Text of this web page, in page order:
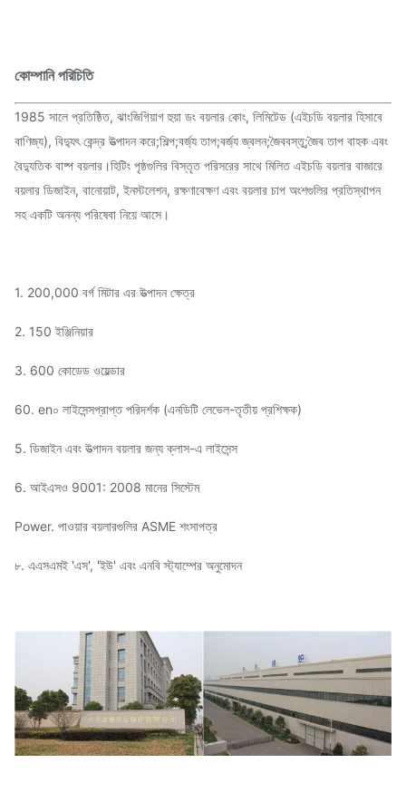
কোম্পানি পরিচিতি
1985 সালে প্রতিষ্ঠিত, ঝাংজিগিয়াগ হুয়া ডং বয়লার কোং, লিমিটেড (এইচডি বয়লার হিসাবে
বাণিজ্য), বিদ্যুৎ কেন্দ্র উত্পাদন করে;শিল্প;বর্জ্য তাপ;বর্জ্য জ্বলন;জৈববস্তু;জৈব তাপ বাহক এবং
বৈদ্যুতিক বাষ্প বয়লার।হিটিং পৃষ্ঠগুলির বিস্তৃত পরিসরের সাথে মিলিত এইচডি বয়লার বাজারে
বয়লার ডিজাইন, বানোয়াট, ইনস্টলেশন, রক্ষণাবেক্ষণ এবং বয়লার চাপ অংশগুলির প্রতিস্থাপন
সহ একটি অনন্য পরিষেবা নিয়ে আসে।
1. 200,000 বর্গ মিটার এর উত্পাদন ক্ষেত্র
2. 150 ইঞ্জিনিয়ার
3. 600 কোডেড ওয়েল্ডার
60. en০ লাইসেন্সপ্রাপ্ত পরিদর্শক (এনডিটি লেভেল-তৃতীয় প্রশিক্ষক)
5. ডিজাইন এবং উত্পাদন বয়লার জন্য ক্লাস-এ লাইসেন্স
6. আইএসও 9001: 2008 মানের সিস্টেম
Power. পাওয়ার বয়লারগুলির ASME শংসাপত্র
৮. এএসএমই 'এস', 'ইউ' এবং এনবি স্ট্যাম্পের অনুমোদন